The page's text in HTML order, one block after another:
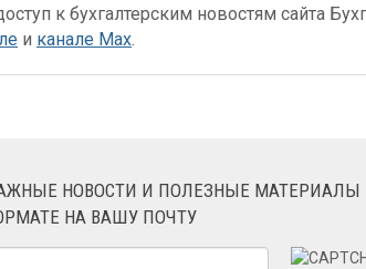
к бухгалтерским новостям сайта
и канале Max.
НОВОСТИ И ПОЛЕЗНЫЕ МАТЕРИАЛЫ
НА ВАШУ ПОЧТУ